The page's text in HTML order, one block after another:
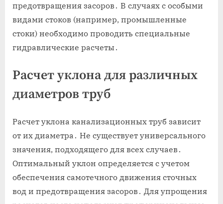
предотвращения засоров․ В случаях с особыми
видами стоков (например, промышленные
стоки) необходимо проводить специальные
гидравлические расчеты․
Расчет уклона для различных
диаметров труб
Расчет уклона канализационных труб зависит
от их диаметра․ Не существует универсального
значения, подходящего для всех случаев․
Оптимальный уклон определяется с учетом
обеспечения самотечного движения сточных
вод и предотвращения засоров․ Для упрощения